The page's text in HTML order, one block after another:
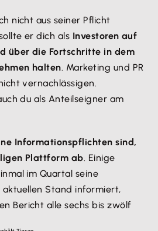
nicht aus seiner Pflicht
er dich als Investoren auf
über die Fortschritte in dem
halten. Marketing und PR
vernachlässigen.
du als Anteilseigner am
Informationspflichten sind,
Plattform ab. Einige
im Quartal seine
Stand informiert,
Bericht alle sechs bis zwölf